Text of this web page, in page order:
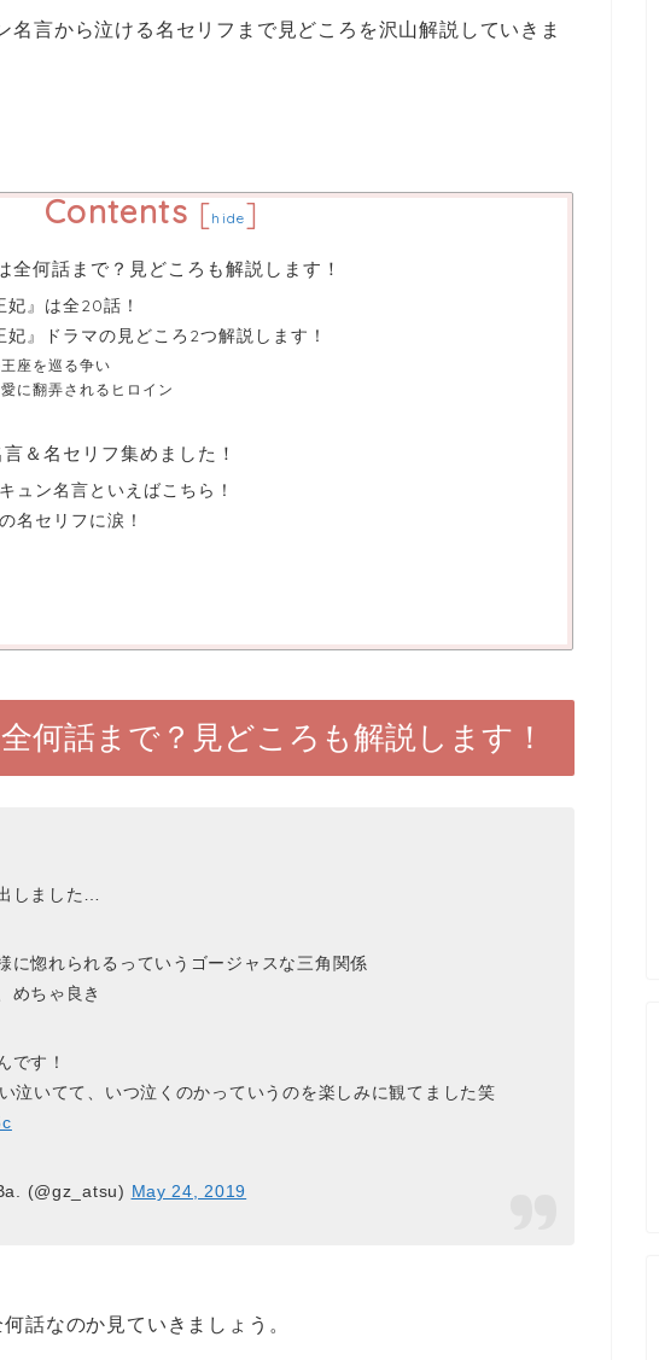
名言から泣ける名セリフまで見どころを沢山解説していきま
Contents [hide]
全何話まで？見どころも解説します！
妃』は全20話！
妃』ドラマの見どころ2つ解説します！
座を巡る争い
に翻弄されるヒロイン
言＆名セリフ集めました！
ュン名言といえばこちら！
名セリフに涙！
何話まで？見どころも解説します！
しました…
に惚れられるっていうゴージャスな三角関係
めちゃ良き
です！
泣いてて、いつ泣くのかっていうのを楽しみに観てました笑
(@gz_atsu) May 24, 2019
話なのか見ていきましょう。